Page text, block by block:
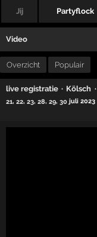
Jij Partyflock
Video
Overzicht Populair
live registratie · Kölsch ·
21,22,23,28,29,30 juli 2023